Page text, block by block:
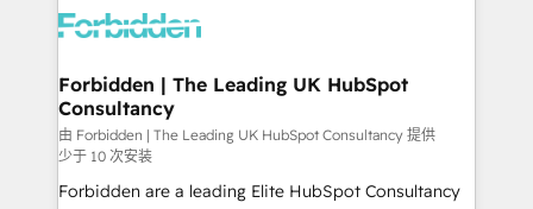
Dynamics..), VOIP (Aircall, Ringover, Modjo), Shopify,
Extensions (React), Serverless Node.js, Custom
Objects, thèmes HubL, agents IA & Breeze AI. 🎯
Secteurs : Industrie, Distribution B2B, SaaS, Services
B2B, Immobilier, Viticulture, Finance. 🚀 Nos livrables
: migration sécurisée, implémentation Marketing +
Forbidden | The Leading UK HubSpot
Consultancy
由 Forbidden | The Leading UK HubSpot Consultancy 提供
少于 10 次安装
Forbidden are a leading Elite HubSpot Consultancy